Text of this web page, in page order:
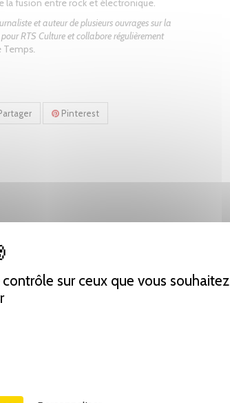
sur ceux que vous souhaitez
la fusion entre rock et électronique.
et auteur de plusieurs ouvrages sur la
RTS Culture et collabore régulièrement
Temps.
Pinterest